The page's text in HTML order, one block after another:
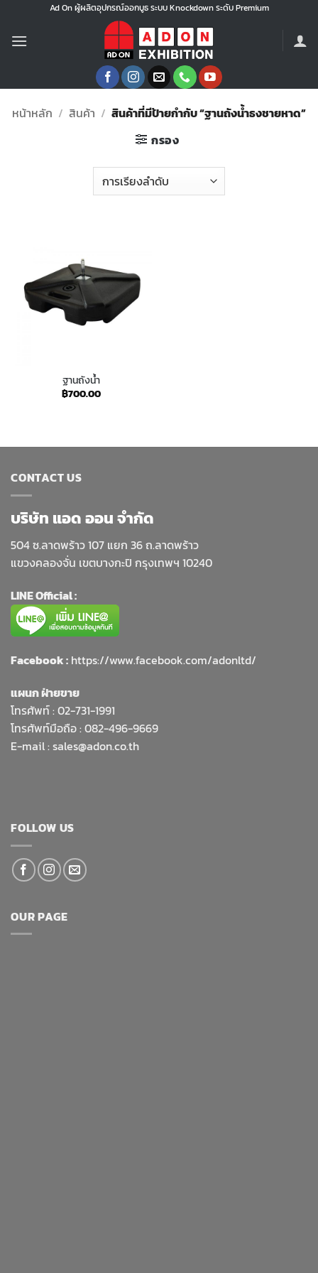
ยัง
Ad On ผู้ผลิตอุปกรณ์ออกบูธ ระบบ Knockdown ระดับ Premium
หน้าหลัก / สินค้า / สินค้าที่มีป้ายกำกับ “ฐานถังน้ำธงชายหาด”
กรอง
ฐานถังน้ำ
฿700.00
CONTACT US
บริษัท แอด ออน จำกัด
504 ซ.ลาดพร้าว 107 แยก 36 ถ.ลาดพร้าว
แขวงคลองจั่น เขตบางกะปิ กรุงเทพฯ 10240
LINE Official :
Facebook : https://www.facebook.com/adonltd/
แผนก ฝ่ายขาย
โทรศัพท์ : 02-731-1991
โทรศัพท์มือถือ : 082-496-9669
E-mail : sales@adon.co.th
FOLLOW US
OUR PAGE